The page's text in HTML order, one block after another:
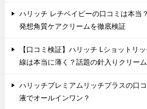
ハリッチ レチベイビーの口コミは本当
発想角質ケアクリームを徹底検証
【口コミ検証】ハリッチ Lショットリ
線は本当に薄く？話題の針入りクリーム
ハリッチプレミアムリッチプラスの口
液でオールインワン？